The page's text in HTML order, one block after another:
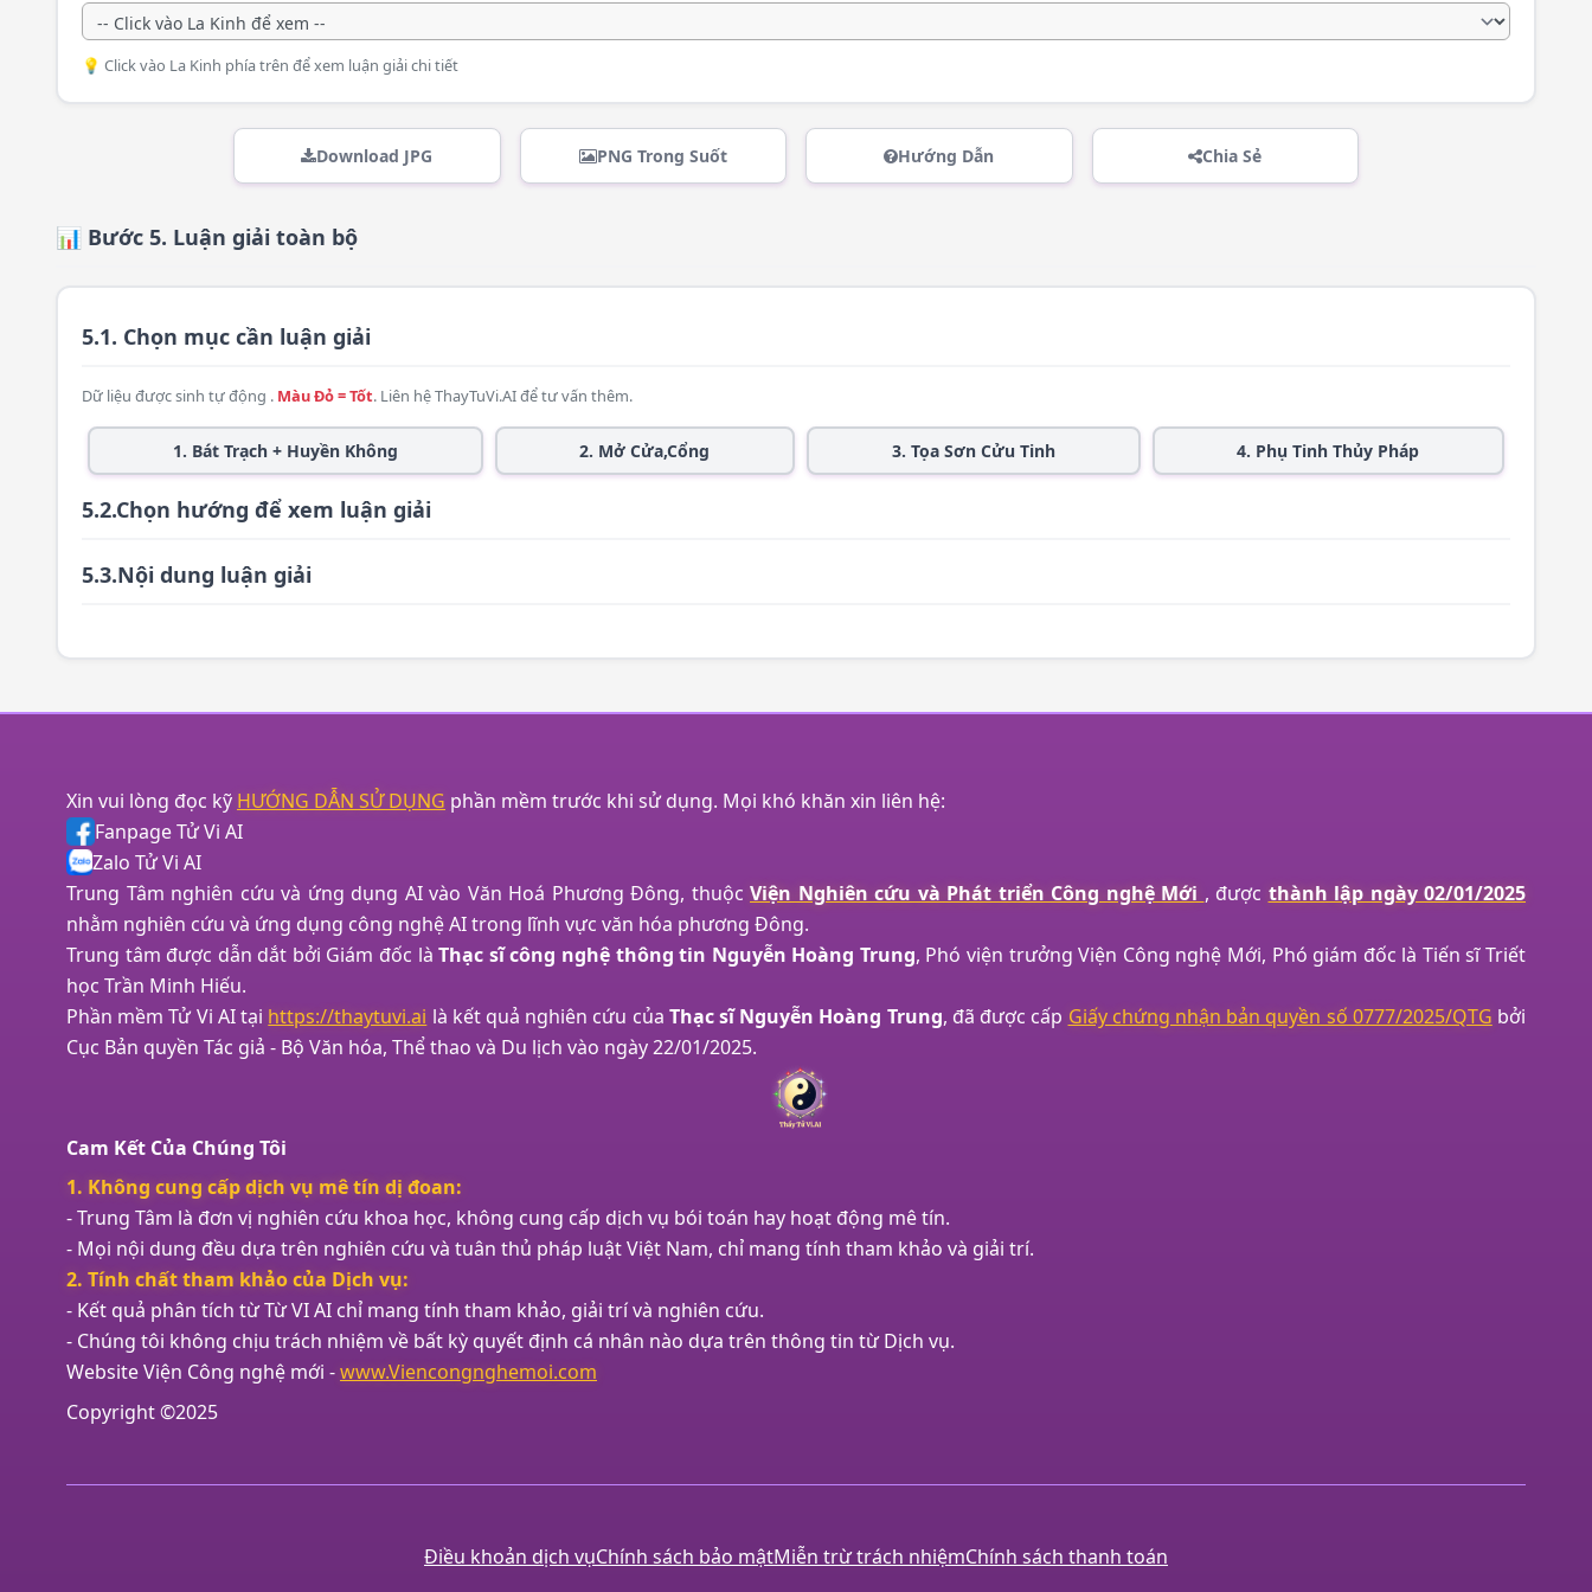
💡 Click vào La Kinh phía trên để xem luận giải chi tiết
Download JPG PNG Trong Suốt Hướng Dẫn Chia Sẻ
📊 Bước 5. Luận giải toàn bộ
5.1. Chọn mục cần luận giải
Dữ liệu được sinh tự động . Màu Đỏ = Tốt. Liên hệThayTuVi.AIđể tư vấn thêm.
1. Bát Trạch + Huyền Không 2. Mở Cửa,Cổng 3. Tọa Sơn Cửu Tinh 4. Phụ Tinh Thủy Pháp
5.2.Chọn hướng để xem luận giải
5.3.Nội dung luận giải
Xin vui lòng đọc kỹ HƯỚNG DẪN SỬ DỤNG phần mềm trước khi sử dụng. Mọi khó khăn xin liên hệ:
Fanpage Tử Vi AI
Zalo Tử Vi AI
Trung Tâm nghiên cứu và ứng dụng AI vào Văn Hoá Phương Đông, thuộc Viện Nghiên cứu và Phát triển Công nghệ Mới , được thành lập ngày 02/01/2025
nhằm nghiên cứu và ứng dụng công nghệ AI trong lĩnh vực văn hóa phương Đông.
Trung tâm được dẫn dắt bởi Giám đốc làThạc sĩ công nghệ thông tin Nguyễn Hoàng Trung, Phó viện trưởng Viện Công nghệ Mới, Phó giám đốc là Tiến sĩ Triết
học Trần Minh Hiếu.
Phần mềm Tử Vi AI tại https://thaytuvi.ai là kết quả nghiên cứu của Thạc sĩ Nguyễn Hoàng Trung, đã được cấp Giấy chứng nhận bản quyền số 0777/2025/QTG bởi
Cục Bản quyền Tác giả - Bộ Văn hóa, Thể thao và Du lịch vào ngày 22/01/2025.
Cam Kết Của Chúng Tôi
1. Không cung cấp dịch vụ mê tín dị đoan:
- Trung Tâm là đơn vị nghiên cứu khoa học, không cung cấp dịch vụ bói toán hay hoạt động mê tín.
- Mọi nội dung đều dựa trên nghiên cứu và tuân thủ pháp luật Việt Nam, chỉ mang tính tham khảo và giải trí.
2. Tính chất tham khảo của Dịch vụ:
- Kết quả phân tích từ Từ VI AI chỉ mang tính tham khảo, giải trí và nghiên cứu.
- Chúng tôi không chịu trách nhiệm về bất kỳ quyết định cá nhân nào dựa trên thông tin từ Dịch vụ.
Website Viện Công nghệ mới -www.Viencongnghemoi.com
Copyright ©2025
Điều khoản dịch vụChính sách bảo mậtMiễn trừ trách nhiệmChính sách thanh toán